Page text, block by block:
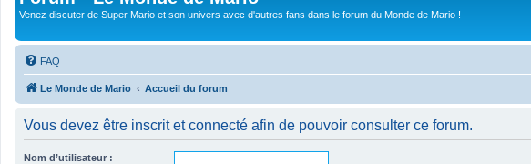
Venez discuter de Super Mario et son univers avec d'autres fans dans le forum du Monde de Mario !
FAQ
Le Monde de Mario Accueil du forum
Vous devez être inscrit et connecté afin de pouvoir consulter ce forum.
Nom d’utilisateur :